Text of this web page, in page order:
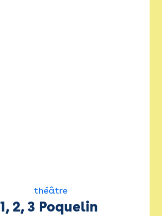
théâtre
1, 2, 3 Poquelin